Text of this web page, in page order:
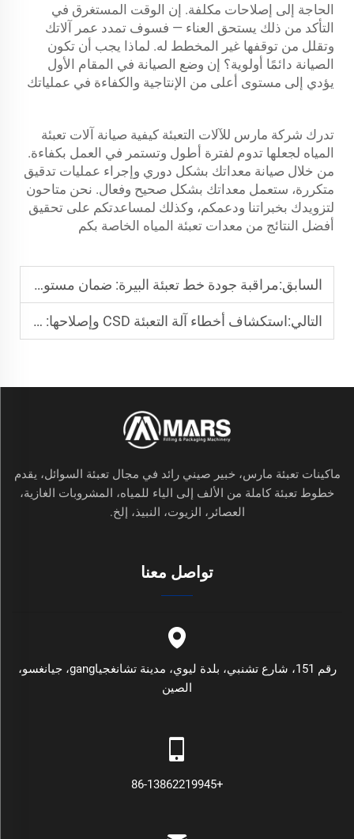
الحاجة إلى إصلاحات مكلفة. إن الوقت المستغرق في
التأكد من ذلك يستحق العناء — فسوف تمدد عمر آلاتك
وتقلل من توقفها غير المخطط له. لماذا يجب أن تكون
الصيانة دائمًا أولوية؟ إن وضع الصيانة في المقام الأول
يؤدي إلى مستوى أعلى من الإنتاجية والكفاءة في عملياتك
تدرك شركة مارس للآلات التعبئة كيفية صيانة آلات تعبئة
المياه لجعلها تدوم لفترة أطول وتستمر في العمل بكفاءة.
من خلال صيانة معداتك بشكل دوري وإجراء عمليات تدقيق
متكررة، ستعمل معداتك بشكل صحيح وفعال. نحن متاحون
لتزويدك بخبراتنا ودعمكم، وكذلك لمساعدتكم على تحقيق
أفضل النتائج من معدات تعبئة المياه الخاصة بكم
السابق:مراقبة جودة خط تعبئة البيرة: ضمان مستويات ثابتة من التكربنة في كل دفعة
التالي:استكشاف أخطاء آلة التعبئة CSD وإصلاحها: حل مشكلات الرغوة الشائعة في خطوط الصودا
ماكينات تعبئة مارس، خبير صيني رائد في مجال تعبئة السوائل، يقدم
خطوط تعبئة كاملة من الألف إلى الياء للمياه، المشروبات الغازية،
العصائر، الزيوت، النبيذ، إلخ.
تواصل معنا
رقم 151، شارع تشنبي، بلدة ليوي، مدينة تشانغجياgang، جيانغسو،
الصين
+86-13862219945